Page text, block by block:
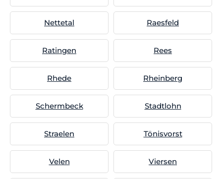
Nettetal Raesfeld
Ratingen Rees
Rhede Rheinberg
Schermbeck Stadtlohn
Straelen Tönisvorst
Velen Viersen